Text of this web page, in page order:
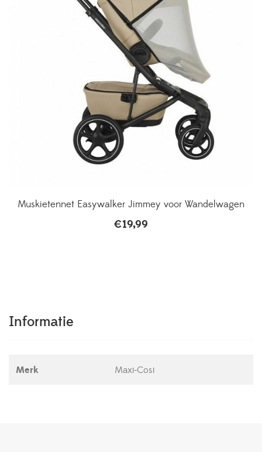
Muskietennet Easywalker Jimmey voor Wandelwagen
€19,99
Informatie
Merk Maxi-Cosi